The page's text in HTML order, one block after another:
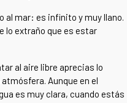
al mar: es infinito y muy llano.
lo extraño que es estar
al aire libre aprecias lo
Aunque en el
es muy clara, cuando estás